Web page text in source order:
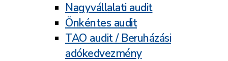
Nagyvállalati audit
Önkéntes audit
TAO audit / Beruházási
adókedvezmény